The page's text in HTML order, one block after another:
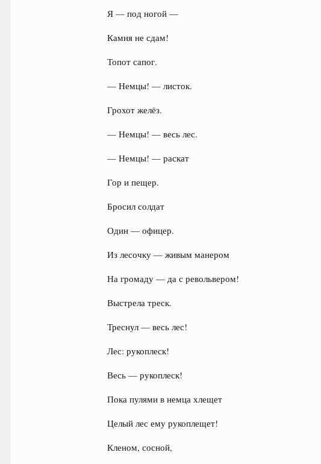
Я — под ногой —
Камня не сдам!
Топот сапог.
— Немцы! — листок.
Грохот желёз.
— Немцы! — весь лес.
— Немцы! — раскат
Гор и пещер.
Бросил солдат
Один — офицер.
Из лесочку — живым манером
На громаду — да с револьвером!
Выстрела треск.
Треснул — весь лес!
Лес: рукоплеск!
Весь — рукоплеск!
Пока пулями в немца хлещет
Целый лес ему рукоплещет!
Кленом, сосной,